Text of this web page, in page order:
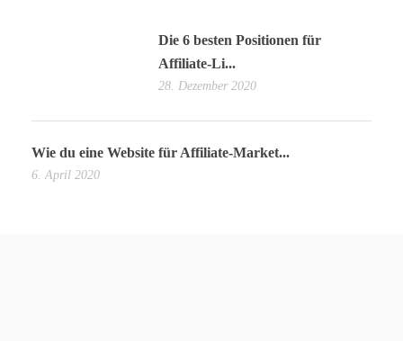
Die 6 besten Positionen für
Affiliate-Li...
28. Dezember 2020
Wie du eine Website für Affiliate-Market...
6. April 2020